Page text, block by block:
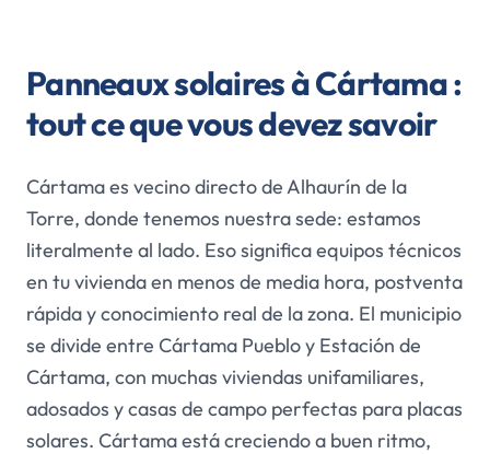
Panneaux solaires à Cártama :
tout ce que vous devez savoir
Cártama es vecino directo de Alhaurín de la
Torre, donde tenemos nuestra sede: estamos
literalmente al lado. Eso significa equipos técnicos
en tu vivienda en menos de media hora, postventa
rápida y conocimiento real de la zona. El municipio
se divide entre Cártama Pueblo y Estación de
Cártama, con muchas viviendas unifamiliares,
adosados y casas de campo perfectas para placas
solares. Cártama está creciendo a buen ritmo,